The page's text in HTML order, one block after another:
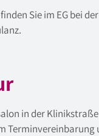
Sie im EG bei
in der
Terminvereinbarung